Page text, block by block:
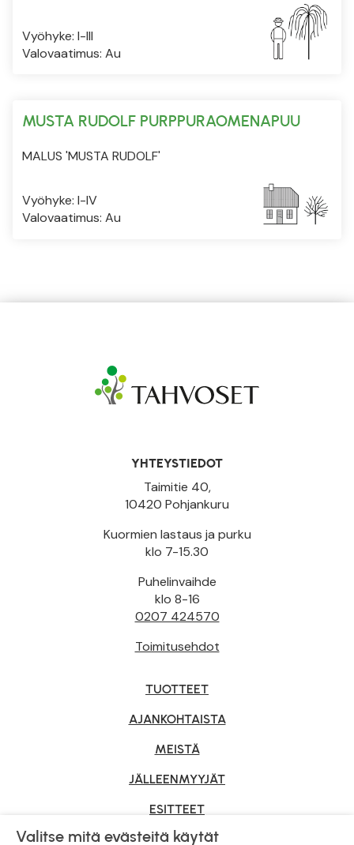
Vyöhyke: I-III
Valovaatimus: Au
MUSTA RUDOLF PURPPURAOMENAPUU
MALUS 'MUSTA RUDOLF'
Vyöhyke: I-IV
Valovaatimus: Au
YHTEYSTIEDOT
Taimitie 40,
10420 Pohjankuru
Kuormien lastaus ja purku
klo 7-15.30
Puhelinvaihde
klo 8-16
0207 424570
Toimitusehdot
TUOTTEET
AJANKOHTAISTA
MEISTÄ
JÄLLEENMYYJÄT
ESITTEET
YRITYSMYYNTI
Valitse mitä evästeitä käytät